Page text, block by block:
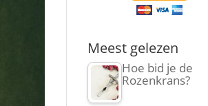
Meest gelezen
Hoe bid je de
Rozenkrans?